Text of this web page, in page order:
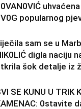
popularnog
sam se u
digla naciju
šok detalje iz
SE KUNU U TRlK
0stavite